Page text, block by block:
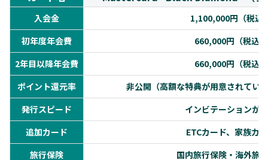
入会金
1,100,000円（税込
初年度年会費
660,000円（税込）
2年目以降年会費
660,000円（税込）
ポイント還元率
非公開（高額な特典が用意されてい
発行スピード
インビテーションが
追加カード
ETCカード、家族カ
旅行保険
国内旅行保険・海外旅